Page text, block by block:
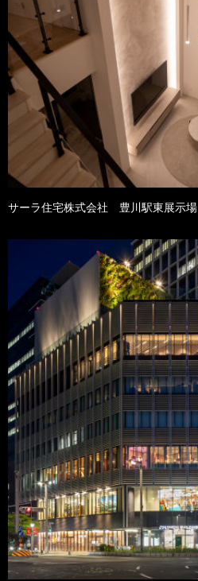
サーラ住宅株式会社 豊川駅東展示場